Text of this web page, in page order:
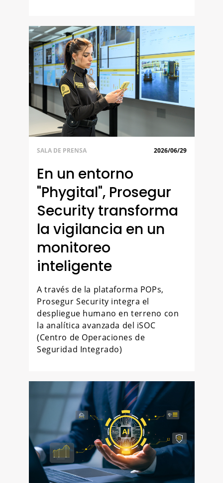
SALA DE PRENSA 2026/06/29
En un entorno
"Phygital", Prosegur
Security transforma
la vigilancia en un
monitoreo
inteligente
A través de la plataforma POPs,
Prosegur Security integra el
despliegue humano en terreno con
la analítica avanzada del iSOC
(Centro de Operaciones de
Seguridad Integrado)